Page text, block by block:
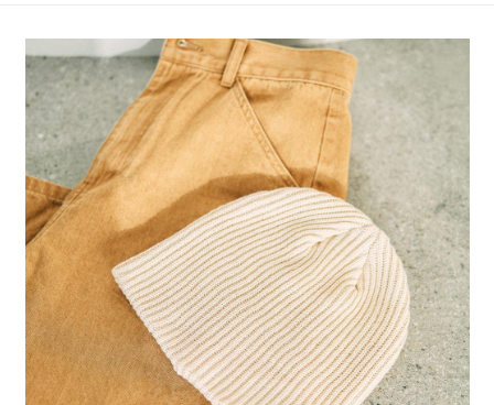
【繳款方式說明】
1.分期款項不併入電信帳單，「大哥付你分期」於每月結算日後寄送繳費提
醒簡訊。
2.透過簡訊連結打開帳單後，可選擇「超商條碼／台灣大直營門市／銀行轉
帳／街口支付／iPASS MONEY」等通路繳費。
【注意事項】
1.本服務係由「台灣大哥大股份有限公司」（以下簡稱本公司）所提供，讓
用戶於交易時，得透過本服務購買商品或服務，並由商店將買賣／分期付款
買賣價金債權讓與本公司後，依約使用本公司帳單繳交帳款。
2.基於同意付款使用「大哥付你分期」之契約關係目的，商店將以您的個人
資料（包含姓名、電話或地址）提供予台灣大哥大進項蒐集、處理及利用，
由本公司與您本人進行分期帳單所需資料之確認、核對及更正。
3.完整用戶服務條款，請詳閱以下連結：https://oppay.tw/userRule
３．安心：先確認商品／服務後，再付款。
【「AFTEE先享後付」結帳流程】
１．於結帳方式選擇「AFTEE先享後付」後，將跳轉至「AFTEE先享後付」
結帳頁面，進行簡訊認證並確認金額後，即可完成結帳。
２．訂單成立數日內，您將收到繳費通知簡訊。
３．收到繳費通知簡訊後14天內，點擊此簡訊中的連結，可透過四大超商／
ATM／網路銀行／等多元方式進行付款，方視為交易完成。
※ 請注意：結帳手續完成當下不需立刻繳費，但若您需要取消訂單，請聯絡
購買商品的店家。未經商家同意取消之訂單仍視為有效，需透過AFTEE先享
後付繳納相關費用。
※ 交易是否成功請以「AFTEE先享後付 」之結帳頁面顯示為準，若有關於
是否繳費成功／繳費後需取消欲退款等相關疑問，請聯繫「AFTEE先享後付
客戶支援中心」https://netprotections.freshdesk.com/support/home
【注意事項】
１．透過由恩沛科技股份有限公司提供之「AFTEE先享後付」服務完成之交
易，需依本服務之必要範圍內提供個人資料，並將交易相關給付款項請求債
權轉讓予恩沛科技股份有限公司。
每筆NT$80，滿NT$888(含以上)免運費
付款後 全家取貨
每筆NT$80，滿NT$888(含以上)免運費
7-11 取貨付款
每筆NT$80，滿NT$1,500(含以上)免運費
付款後 7-11取貨
每筆NT$80，滿NT$1,500(含以上)免運費
宅配
每筆NT$80，滿NT$1,500(含以上)免運費